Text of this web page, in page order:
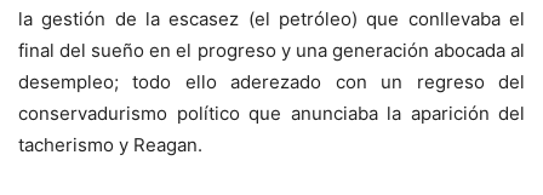
la gestión de la escasez (el petróleo) que conllevaba el
final del sueño en el progreso y una generación abocada al
desempleo; todo ello aderezado con un regreso del
conservadurismo político que anunciaba la aparición del
tacherismo y Reagan.